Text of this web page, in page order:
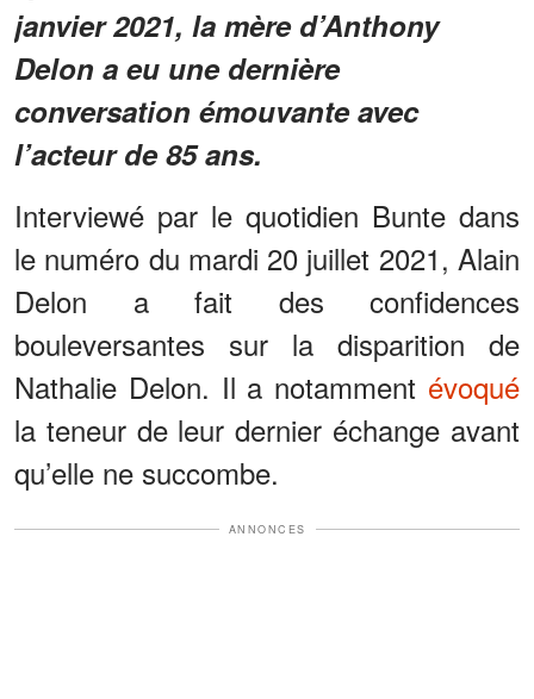
janvier 2021, la mère d’Anthony
Delon a eu une dernière
conversation émouvante avec
l’acteur de 85 ans.
Interviewé par le quotidien Bunte dans
le numéro du mardi 20 juillet 2021, Alain
Delon a fait des confidences
bouleversantes sur la disparition de
Nathalie Delon. Il a notamment évoqué
la teneur de leur dernier échange avant
qu’elle ne succombe.
ANNONCES